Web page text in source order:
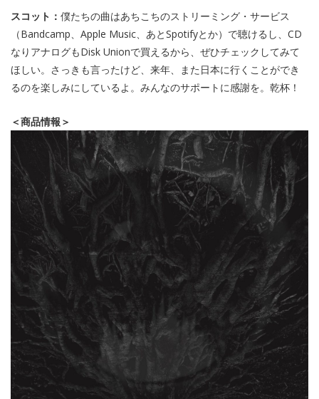
スコット： 僕たちの曲はあちこちのストリーミング・サービス
（Bandcamp、Apple Music、あとSpotifyとか）で聴けるし、CD
なりアナログもDisk Unionで買えるから、ぜひチェックしてみて
ほしい。さっきも言ったけど、来年、また日本に行くことができ
るのを楽しみにしているよ。みんなのサポートに感謝を。乾杯！
＜商品情報＞